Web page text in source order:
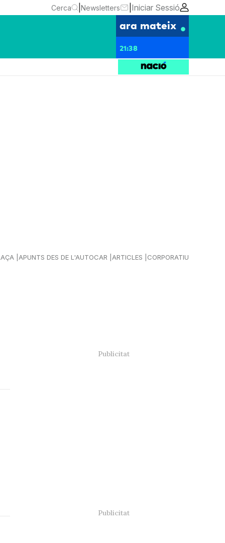
Cerca Newsletters Iniciar Sessió
ara mateix
21:38
APUNTS DES DE L'AUTOCAR ARTICLES CORPORATIU